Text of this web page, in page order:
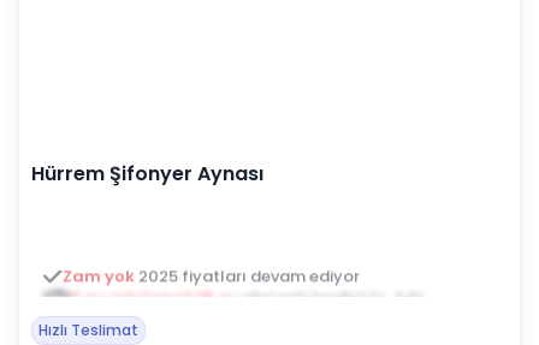
Hürrem Şifonyer Aynası
3 ay ertelemeli 18 ayalışveriş kredisiyle öde
Hızlı Teslimat